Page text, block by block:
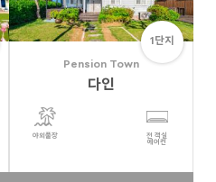
1단지
Pension Town
다인
야외풀장
전 객실
에어컨